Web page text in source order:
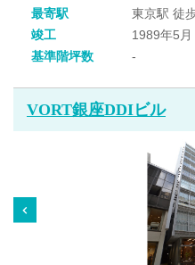
最寄駅
東京駅 徒
竣工
1989年5月
基準階坪数
-
VORT銀座DDIビル